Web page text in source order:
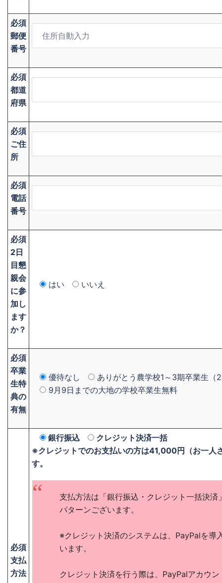
必須
郵便
番号
必須
都道
府県
必須
ご住
所
必須
電話
番号
必須
2日
目懇
親会
に参
加し
ます
か？
はい いいえ
必須
卒業
生特
典の
有無
優待なし
ありがとう農学校1～3期卒業生（
9月9日までの大地の学校卒業生無料
必須
支払
方法
銀行振込
クレジット決済一括
※クレジットでのお支払いの方は41,000円（お一人
す。
支払方法は「銀行振込・クレジット一括決済
パターンございます。
※クレジット決済のシステムは、PayPalを導
います。
クレジット決済を行う際は、PayPalアカウン